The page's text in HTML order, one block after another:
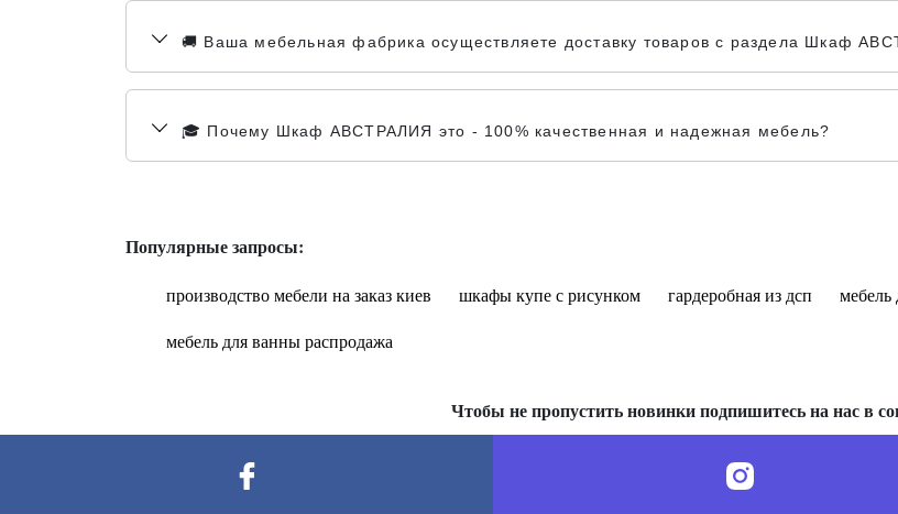
🚚 Ваша мебельная фабрика осуществляете доставку товаров с раздела Шкаф
🎓 Почему Шкаф АВСТРАЛИЯ это - 100% качественная и надежная мебель?
Популярные запросы:
производство мебели на заказ киев шкафы купе с рисунком гардеробная из дсп мебель
мебель для ванны распродажа
Чтобы не пропустить новинки подпишитесь на нас в